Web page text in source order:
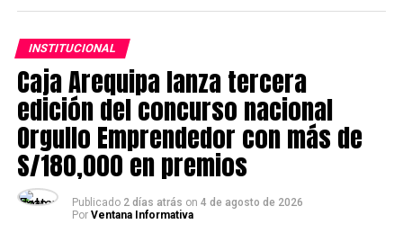
motiva a seguir innovando para ofrecer más productos de
Luis Correa, gerente general de Herbalife Nutrition en
Perú.
Además, el ejecutivo agregó que una parte importante
para el negocio es lograr que las personas entiendan,
practiquen y compartan la filosofía de nutrición de la
empresa, que consiste en lograr el equilibrio entre una
alimentación balanceada y un estilo de vida activo.
INSTITUCIONAL
Caja Arequipa lanza tercera
edición del concurso nacional
Orgullo Emprendedor con más de
S/180,000 en premios
Publicado 2 días atrás on 4 de agosto de 2026
Por Ventana Informativa